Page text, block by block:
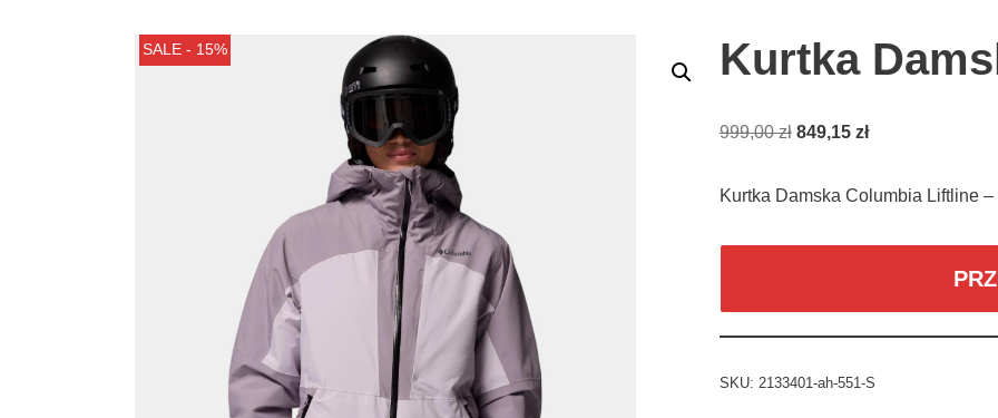
SALE - 15% Kurtka
999,00zł 849,15 zł
Kurtka Damska Columbia Liftline
SKU: 2133401-ah-551-S